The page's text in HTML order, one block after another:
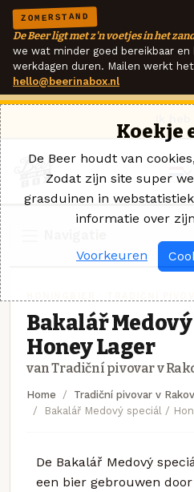
ZOMERSTAND
De Beer ligt met z'n voetjes in het
we wat minder goed bereikbaar en
werkdagen duren. Mailen werkt
hello@beerinabox.nl
Bakalář
Honey Lager
van Tradiční pivovar v
Home
Tradiční pivovar v
Bakalář Medový speciál /
De Bakalář Medový
een bier gebrouwen door
Koekje
De Beer houdt van
Zodat zijn site super
grasduinen in
informatie over
Voorkeuren